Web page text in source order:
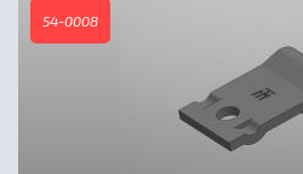
54-0008